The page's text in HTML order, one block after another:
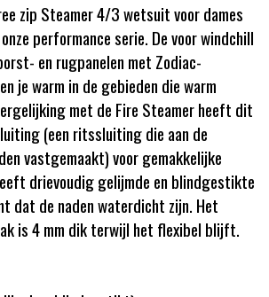
zip Steamer 4/3 wetsuit voor dames
performance serie. De voor windchill
en rugpanelen met Zodiac-
je warm in de gebieden die warm
met de Fire Steamer heeft dit
(een ritssluiting die aan de
vastgemaakt) voor gemakkelijke
drievoudig gelijmde en blindgestikte
dat de naden waterdicht zijn. Het
is 4 mm dik terwijl het flexibel blijft.